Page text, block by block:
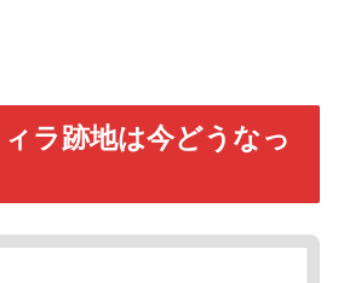
ラ跡地は今どうなっ